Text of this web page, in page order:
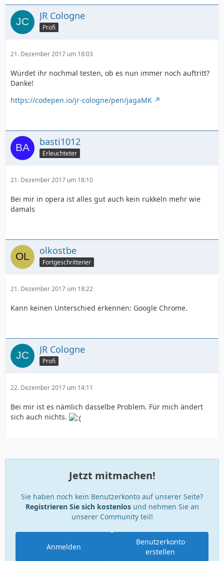
JR Cologne
Profi
21. Dezember 2017 um 18:03
Würdet ihr nochmal testen, ob es nun immer noch auftritt?
Danke!
https://codepen.io/jr-cologne/pen/jagaMK
basti1012
Erleuchteter
21. Dezember 2017 um 18:10
Bei mir in opera ist alles gut auch kein rukkeln mehr wie
damals
olkostbe
Fortgeschrittener
21. Dezember 2017 um 18:22
Kann keinen Unterschied erkennen: Google Chrome.
JR Cologne
Profi
22. Dezember 2017 um 14:11
Bei mir ist es nämlich dasselbe Problem. Für mich ändert
sich auch nichts.
Jetzt mitmachen!
Sie haben noch kein Benutzerkonto auf unserer Seite?
Registrieren Sie sich kostenlosund nehmen Sie an
unserer Community teil!
Benutzerkonto
erstellen
Anmelden